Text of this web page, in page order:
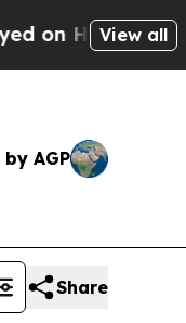
Michigan
View all
AGP
Share